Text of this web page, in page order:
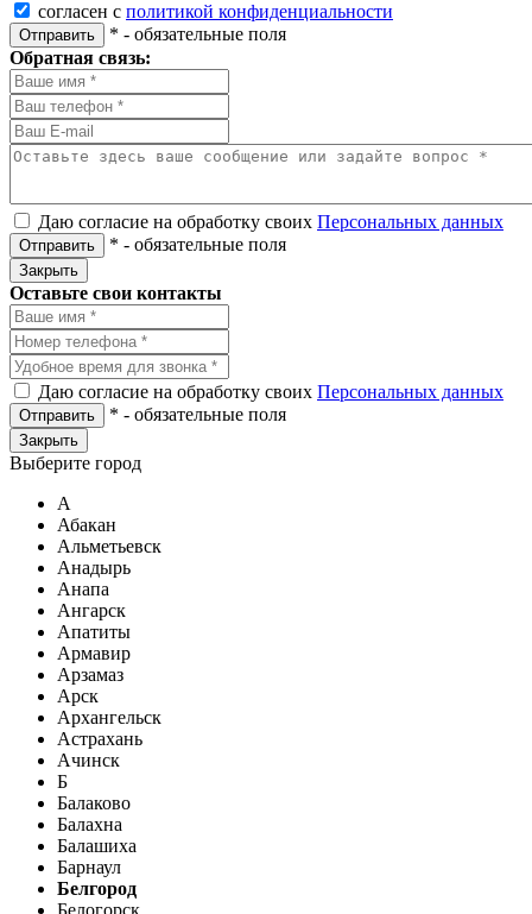
согласен с политикой конфиденциальности
Отправить * - обязательные поля
Обратная связь:
Даю согласие на обработку своих Персональных данных
Отправить * - обязательные поля
Закрыть
Оставьте свои контакты
Даю согласие на обработку своих Персональных данных
Отправить * - обязательные поля
Закрыть
Выберите город
А
Абакан
Альметьевск
Анадырь
Анапа
Ангарск
Апатиты
Армавир
Арзамаз
Арск
Архангельск
Астрахань
Ачинск
Б
Балаково
Балахна
Балашиха
Барнаул
Белгород